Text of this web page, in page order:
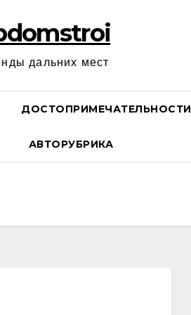
дальних мест
ДОСТОПРИМЕЧАТЕЛЬНОСТИ
АВТОРУБРИКА